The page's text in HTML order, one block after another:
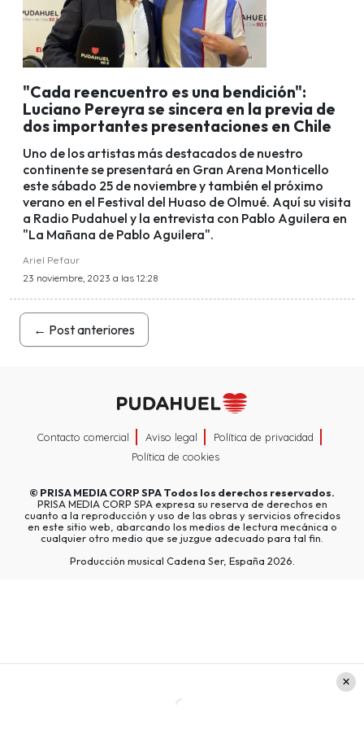
"Cada reencuentro es una bendición":
Luciano Pereyra se sincera en la previa de
dos importantes presentaciones en Chile
Uno de los artistas más destacados de nuestro
continente se presentará en Gran Arena Monticello
este sábado 25 de noviembre y también el próximo
verano en el Festival del Huaso de Olmué. Aquí su visita
a Radio Pudahuel y la entrevista con Pablo Aguilera en
"La Mañana de Pablo Aguilera".
Ariel Pefaur
23 noviembre, 2023 a las 12:28
← Post anteriores
Contacto comercial Aviso legal
Política de privacidad
Política de cookies
© PRISA MEDIA CORP SPATodos los derechos reservados.
PRISA MEDIA CORP SPA expresa su reserva de derechos en
cuanto a la reproducción y uso de las obras y servicios ofrecidos
en este sitio web, abarcando los medios de lectura mecánica o
cualquier otro medio que se juzgue adecuado para tal fin.
Producción musical Cadena Ser, España 2026.